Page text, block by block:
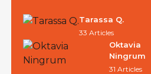
Tarassa Q.
33 Articles
Oktavia
Ningrum
31 Articles